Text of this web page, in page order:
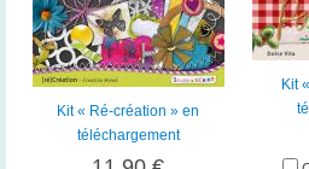
Kit « Ré-création » en
téléchargement
Kit